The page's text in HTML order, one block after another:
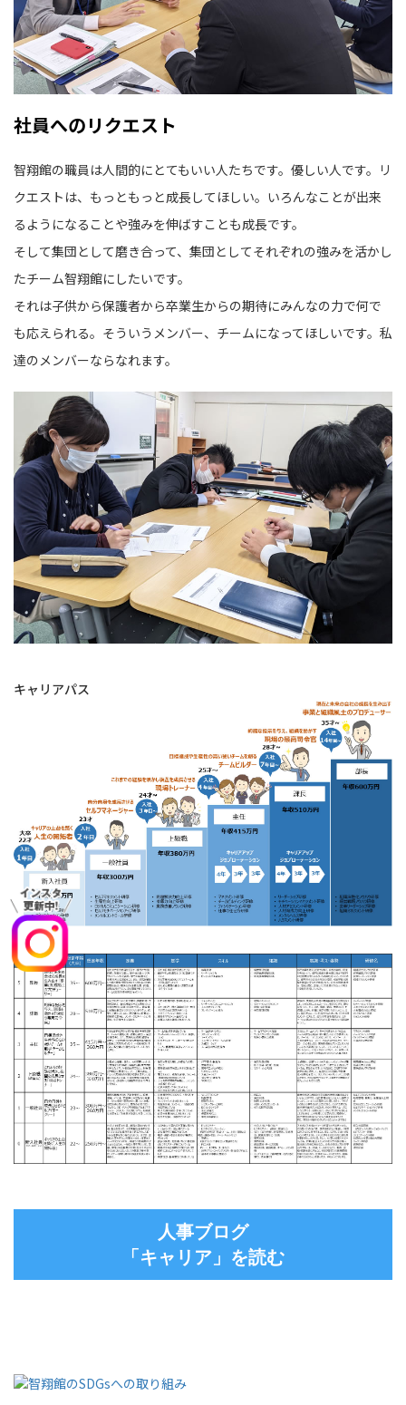
社員へのリクエスト
智翔館の職員は人間的にとてもいい人たちです。優しい人です。リ
クエストは、もっともっと成長してほしい。いろんなことが出来
るようになることや強みを伸ばすことも成長です。
そして集団として磨き合って、集団としてそれぞれの強みを活かし
たチーム智翔館にしたいです。
それは子供から保護者から卒業生からの期待にみんなの力で何で
も応えられる。そういうメンバー、チームになってほしいです。私
達のメンバーならなれます。
キャリアパス
人事ブログ
「キャリア」を読む